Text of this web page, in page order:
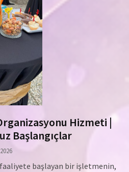
Hizmeti |
Başlangıçlar
faaliyete başlayan bir işletmenin,